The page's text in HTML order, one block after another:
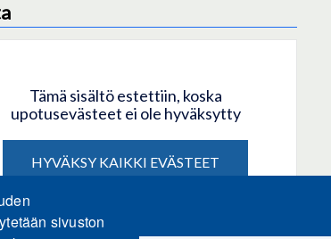
Tämä sisältö estettiin, koska
upotusevästeet ei ole hyväksytty
HYVÄKSY KAIKKI EVÄSTEET
sivuston